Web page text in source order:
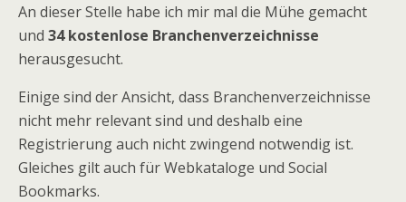
An dieser Stelle habe ich mir mal die Mühe gemacht
und 34 kostenlose Branchenverzeichnisse
herausgesucht.
Einige sind der Ansicht, dass Branchenverzeichnisse
nicht mehr relevant sind und deshalb eine
Registrierung auch nicht zwingend notwendig ist.
Gleiches gilt auch für Webkataloge und Social
Bookmarks.